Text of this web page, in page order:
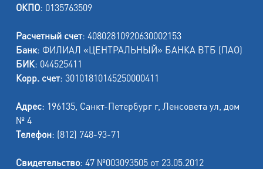
ОКПО: 0135763509
Расчетный счет: 40802810920630002153
Банк: ФИЛИАЛ «ЦЕНТРАЛЬНЫЙ» БАНКА ВТБ (ПАО)
БИК: 044525411
Корр. счет: 30101810145250000411
Адрес: 196135, Санкт-Петербург г, Ленсовета ул, дом
№ 4
Телефон: (812) 748-93-71
Свидетельство: 47 №003093505 от 23.05.2012